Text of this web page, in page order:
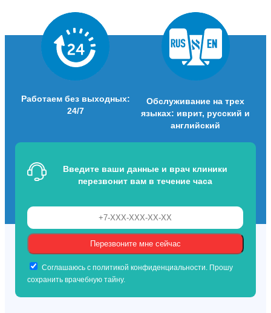
Работаем без выходных:
24/7
Обслуживание на трех
языках: иврит, русский и
английский
Введите ваши данные и врач клиники
перезвонит вам в течение часа
Соглашаюсь с политикой конфиденциальности. Прошу
сохранить врачебную тайну.